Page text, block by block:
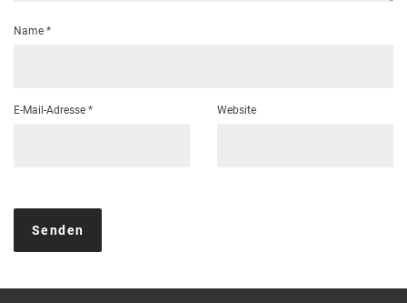
Name *
E-Mail-Adresse * Website